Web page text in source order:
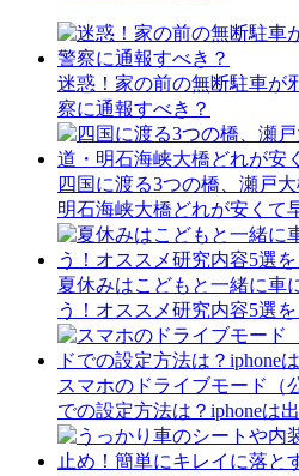
迷惑！家の前の無断駐車が
察に通報すべき？
四国に渡る3つの橋、瀬戸
明石海峡大橋どれが安くて
夏休みはこどもと一緒に車
う！オススメ研究内容5選
スマホのドライブモード（
での設定方法は？iphoneは